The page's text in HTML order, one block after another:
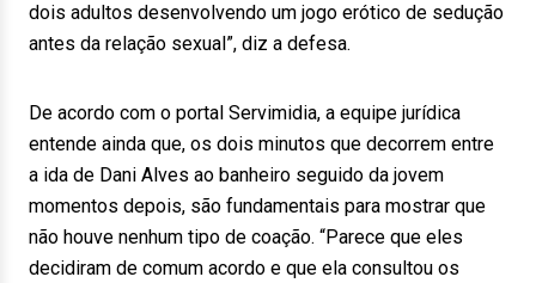
dois adultos desenvolvendo um jogo erótico de sedução
antes da relação sexual”, diz a defesa.
De acordo com o portal Servimidia, a equipe jurídica
entende ainda que, os dois minutos que decorrem entre
a ida de Dani Alves ao banheiro seguido da jovem
momentos depois, são fundamentais para mostrar que
não houve nenhum tipo de coação. “Parece que eles
decidiram de comum acordo e que ela consultou os